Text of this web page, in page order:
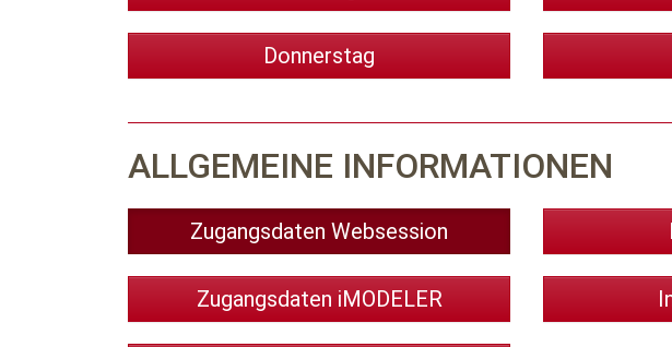
Donnerstag
ALLGEMEINE INFORMATIONEN
Zugangsdaten Websession
Zugangsdaten iMODELER